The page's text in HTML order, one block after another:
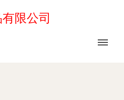
限公司